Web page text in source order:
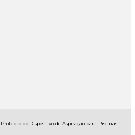
do Dispositivo de Aspiração para Piscinas